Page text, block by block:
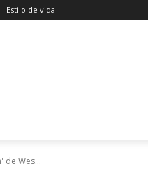
Estilo de vida
de Wes...